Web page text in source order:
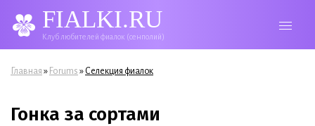
FIALKI.RU
Клуб любителей фиалок (сенполий)
Вы здесь
Главная » Forums » Селекция фиалок
Гонка за сортами